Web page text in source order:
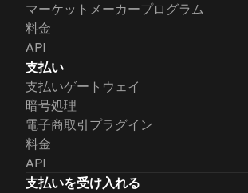
マーケットメーカープログラム
料金
API
支払い
支払いゲートウェイ
暗号処理
電子商取引プラグイン
料金
API
支払いを受け入れる